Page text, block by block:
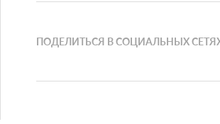
ПОДЕЛИТЬСЯ В СОЦИАЛЬНЫХ